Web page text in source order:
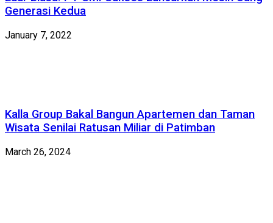
Generasi Kedua
January 7, 2022
Kalla Group Bakal Bangun Apartemen dan Taman
Wisata Senilai Ratusan Miliar di Patimban
March 26, 2024